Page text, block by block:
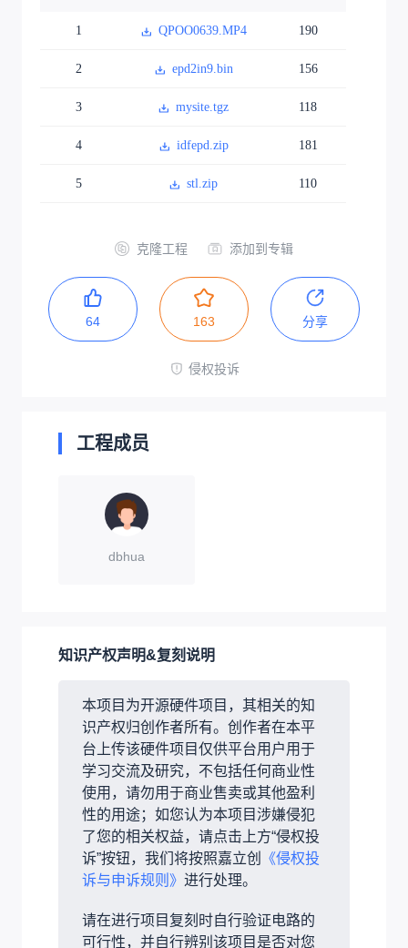
1 QPOO0639.MP4 190
2 epd2in9.bin 156
3 mysite.tgz 118
4 idfepd.zip 181
5 stl.zip 110
克隆工程 添加到专辑
64 163 分享
侵权投诉
工程成员
dbhua
知识产权声明&复刻说明
本项目为开源硬件项目，其相关的知
识产权归创作者所有。创作者在本平
台上传该硬件项目仅供平台用户用于
学习交流及研究，不包括任何商业性
使用，请勿用于商业售卖或其他盈利
性的用途；如您认为本项目涉嫌侵犯
了您的相关权益，请点击上方“侵权投
诉”按钮，我们将按照嘉立创
《侵权投
诉与申诉规则》 进行处理。
请在进行项目复刻时自行验证电路的
可行性，并自行辨别该项目是否对您